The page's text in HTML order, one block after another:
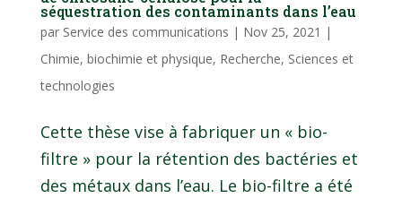
séquestration des contaminants dans l’eau
par Service des communications | Nov 25, 2021 |
Chimie, biochimie et physique, Recherche, Sciences et
technologies
Cette thèse vise à fabriquer un « bio-
filtre » pour la rétention des bactéries et
des métaux dans l’eau. Le bio-filtre a été